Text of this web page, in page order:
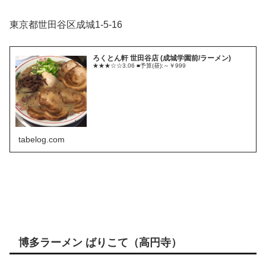
東京都世田谷区成城1-5-16
ろくとん軒 世田谷店 (成城学園前/ラーメン)
★★★☆☆3.06 ■予算(昼):～￥999
tabelog.com
博多ラーメン ばりこて（高円寺）